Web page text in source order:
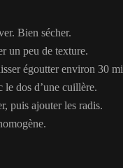
Bien sécher.
un peu de texture.
égoutter environ 30
le dos d’une cuillère.
puis ajouter les radis.